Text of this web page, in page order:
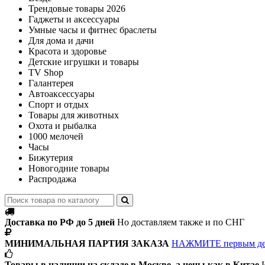
Трендовые товары 2026
Гаджеты и аксессуары
Умные часы и фитнес браслеты
Для дома и дачи
Красота и здоровье
Детские игрушки и товары
TV Shop
Галантерея
Автоаксессуары
Спорт и отдых
Товары для животных
Охота и рыбалка
1000 мелочей
Часы
Бижутерия
Новогодние товары
Распродажа
Доставка по РФ до 5 дней Но доставляем также и по СНГ
МИНИМАЛЬНАЯ ПАРТИЯ ЗАКАЗА НАЖМИТЕ первым